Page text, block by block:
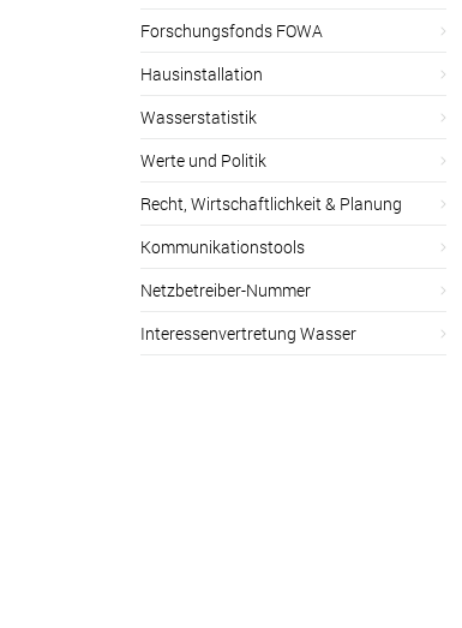
Forschungsfonds FOWA
Hausinstallation
Wasserstatistik
Werte und Politik
Recht, Wirtschaftlichkeit & Planung
Kommunikationstools
Netzbetreiber-Nummer
Interessenvertretung Wasser